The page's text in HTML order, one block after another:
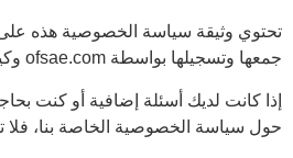
تحتوي وثيقة سياسة الخصوصية هذه على
جمعها وتسجيلها بواسطة ofsae.com وكيفية استخدامها.
إذا كانت لديك أسئلة إضافية أو كنت
حول سياسة الخصوصية الخاصة بنا، فلا